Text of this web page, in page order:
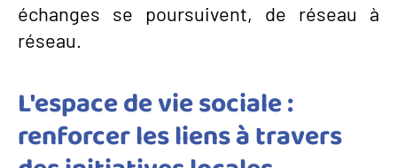
échanges se poursuivent, de réseau à
réseau.
L'espace de vie sociale :
renforcer les liens à travers